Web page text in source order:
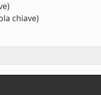
chiave)